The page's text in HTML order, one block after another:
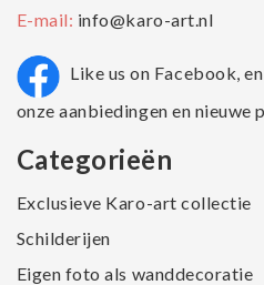
E-mail: info@karo-art.nl
Like us on Facebook,
onze aanbiedingen en nieuwe
Categorieën
Exclusieve Karo-art collectie
Schilderijen
Eigen foto als wanddecoratie